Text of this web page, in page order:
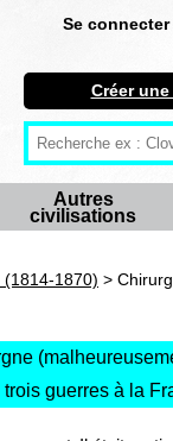
Se connecter
S'inscrire
Créer une
Antiquité
Moyen Age
Créer
Autres
civilisations
(1814-1870) >
guerres à la